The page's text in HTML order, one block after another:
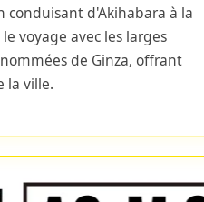
conduisant d'Akihabara à la
voyage avec les larges
de Ginza, offrant
la ville.